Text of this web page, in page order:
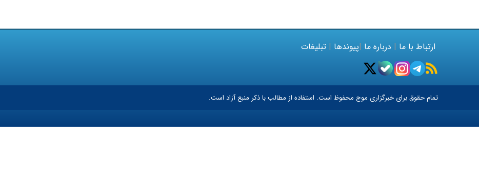
ارتباط با ما | درباره ما |پیوندها | تبلیغات
تمام حقوق برای خبرگزاری موج محفوظ است. استفاده از مطالب با ذکر منبع آزاد است.